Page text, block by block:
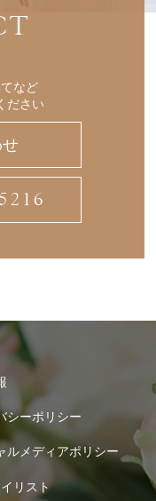
など
ださい
シーポリシー
ルメディアポリシー
リスト